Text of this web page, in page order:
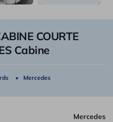
COURTE
Cabine
Mercedes
Mercedes